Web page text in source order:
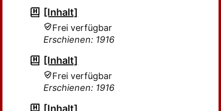
[Inhalt]
Frei verfügbar
Erschienen: 1916
[Inhalt]
Frei verfügbar
Erschienen: 1916
[Inhalt]